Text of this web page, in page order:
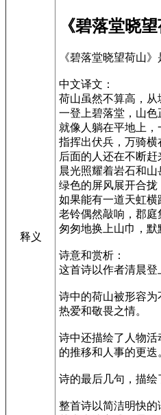
释义
《碧落堂晓
《碧落堂晓望荷山
中文译文：
荷山虽然不算高，从
一登上碧落堂，山色
就像人躺在平地上，
指挥出伏兵，万骑横
后面的人还在不断赶
晨光照耀着岩石和山
绿色的屏风展开合拢
如果能有一道天虹横
老铃偶然敲响，郡庭
匆匆地换上山巾，默
诗意和赏析：
这首诗以作者清晨登
诗中的荷山被形容
热爱和敬畏之情。
诗中还描绘了人物
的推移和人事的更迭
诗的最后几句，描绘
整首诗以简洁明快